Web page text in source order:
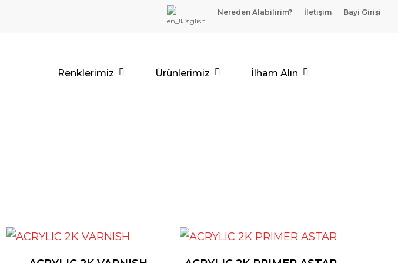
English
Nereden Alabilirim? İletişim Bayi Girişi
Renklerimiz Ürünlerimiz İlham Alın